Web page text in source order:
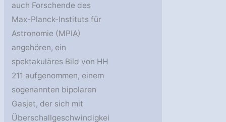
auch Forschende des
Max-Planck-Instituts für
Astronomie (MPIA)
angehören, ein
spektakuläres Bild von HH
211 aufgenommen, einem
sogenannten bipolaren
Gasjet, der sich mit
Überschallgeschwindigkei